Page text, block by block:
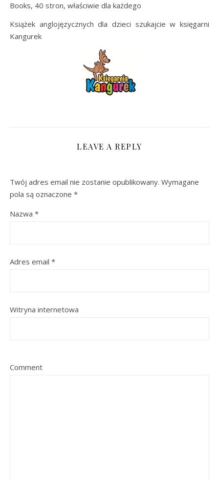
Books, 40 stron, właściwie dla każdego
Książek anglojęzycznych dla dzieci szukajcie w księgarni
Kangurek
LEAVE A REPLY
Twój adres email nie zostanie opublikowany. Wymagane
pola są oznaczone *
Nazwa *
Adres email *
Witryna internetowa
Comment